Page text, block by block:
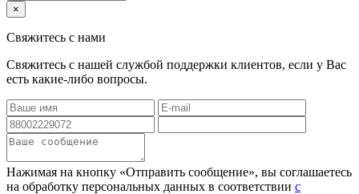
×
Свяжитесь с нами
Свяжитесь с нашей службой поддержки клиентов, если у Вас
есть какие-либо вопросы.
Нажимая на кнопку «Отправить сообщение», вы соглашаетесь
на обработку персональных данных в соответствии с